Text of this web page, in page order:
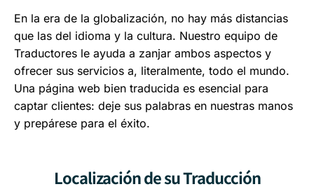
En la era de la globalización, no hay más distancias
que las del idioma y la cultura. Nuestro equipo de
Traductores le ayuda a zanjar ambos aspectos y
ofrecer sus servicios a, literalmente, todo el mundo.
Una página web bien traducida es esencial para
captar clientes: deje sus palabras en nuestras manos
y prepárese para el éxito.
Localización de su Traducción